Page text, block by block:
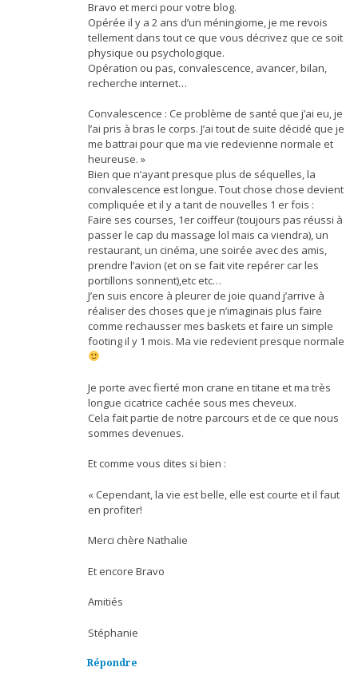
Bravo et merci pour votre blog.
Opérée il y a 2 ans d’un méningiome, je me revois
tellement dans tout ce que vous décrivez que ce soit
physique ou psychologique.
Opération ou pas, convalescence, avancer, bilan,
recherche internet…
Convalescence : Ce problème de santé que j’ai eu, je
l’ai pris à bras le corps. J’ai tout de suite décidé que je
me battrai pour que ma vie redevienne normale et
heureuse. »
Bien que n’ayant presque plus de séquelles, la
convalescence est longue. Tout chose chose devient
compliquée et il y a tant de nouvelles 1 er fois :
Faire ses courses, 1er coiffeur (toujours pas réussi à
passer le cap du massage lol mais ca viendra), un
restaurant, un cinéma, une soirée avec des amis,
prendre l’avion (et on se fait vite repérer car les
portillons sonnent),etc etc…
J’en suis encore à pleurer de joie quand j’arrive à
réaliser des choses que je n’imaginais plus faire
comme rechausser mes baskets et faire un simple
footing il y 1 mois. Ma vie redevient presque normale
Je porte avec fierté mon crane en titane et ma très
longue cicatrice cachée sous mes cheveux.
Cela fait partie de notre parcours et de ce que nous
sommes devenues.
Et comme vous dites si bien :
« Cependant, la vie est belle, elle est courte et il faut
en profiter!
Merci chère Nathalie
Et encore Bravo
Amitiés
Stéphanie
Répondre